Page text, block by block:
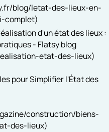
blog/letat-des-lieux-en-
complet)
d'un état des lieux :
- Flatsy blog
etat-des-lieux)
pour Simplifier l'État des
construction/biens-
des-lieux)